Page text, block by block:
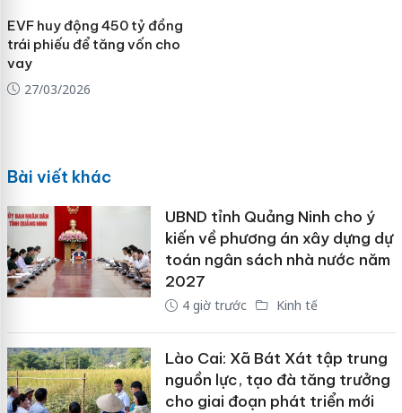
EVF huy động 450 tỷ đồng
trái phiếu để tăng vốn cho
vay
27/03/2026
Bài viết khác
UBND tỉnh Quảng Ninh cho ý
kiến về phương án xây dựng dự
toán ngân sách nhà nước năm
2027
4 giờ trước Kinh tế
Lào Cai: Xã Bát Xát tập trung
nguồn lực, tạo đà tăng trưởng
cho giai đoạn phát triển mới